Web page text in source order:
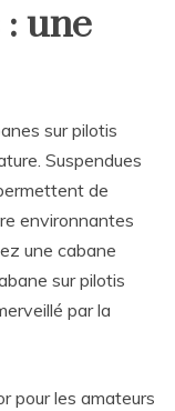
une
sur pilotis
Suspendues
de
environnantes
une cabane
sur pilotis
par la
pour les amateurs